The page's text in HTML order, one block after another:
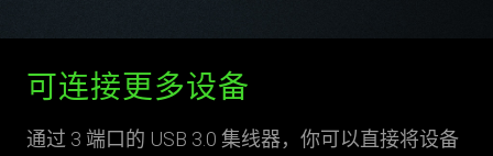
可连接更多设备
通过 3 端口的 USB 3.0 集线器，你可以直接将设备